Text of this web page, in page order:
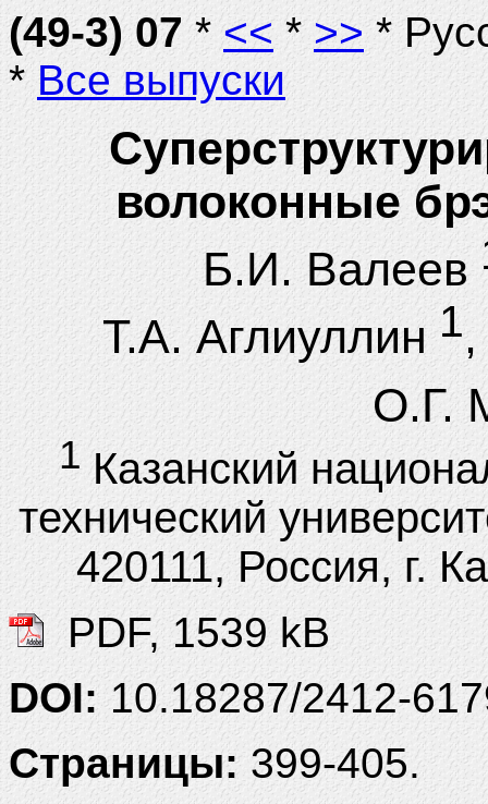
(49-3) 07*<< * >>*
*Все выпуски
волоконные
Б.И. Валеев
Т.А. Аглиуллин1
О.Г.
1Казанский
технический
420111, Россия, г.
PDF, 1539 kB
DOI:10.18287/2412-
Страницы: 399-405.